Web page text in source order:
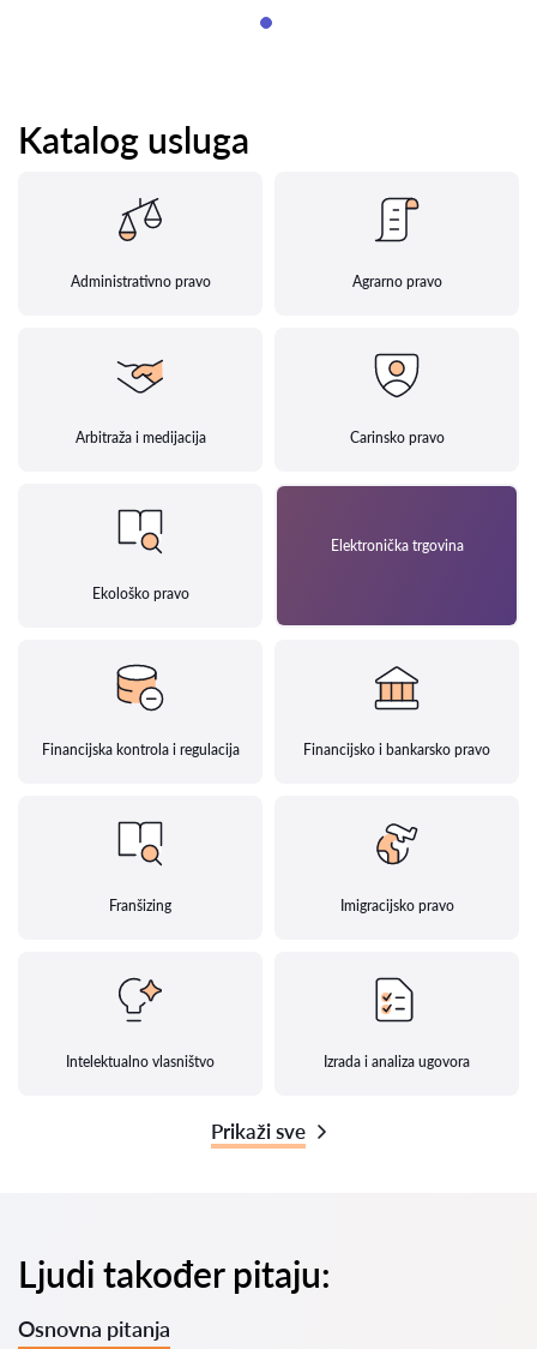
Katalog usluga
Administrativno pravo Agrarno pravo
Arbitraža i medijacija Carinsko pravo
Ekološko pravo
Elektronička trgovina
Financijska kontrola i regulacija Financijsko i bankarsko pravo
Franšizing Imigracijsko pravo
Intelektualno vlasništvo Izrada i analiza ugovora
Prikaži sve
Ljudi također pitaju:
Osnovna pitanja